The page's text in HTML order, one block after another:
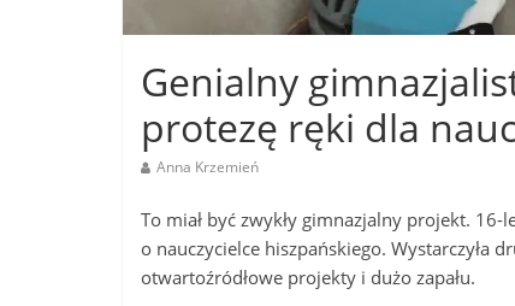
Genialny
protezę ręki dla
Anna Krzemień
To miał być zwykły gimnazjalny projekt.
o nauczycielce hiszpańskiego. Wystarczyła
otwartoźródłowe projekty i dużo zapału.